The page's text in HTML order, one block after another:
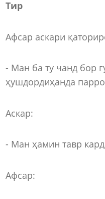
Тир
Афсар аскари
- Ман ба ту чанд бор
ҳушдордиҳанда
Аскар:
- Ман ҳамин тавр
Афсар: